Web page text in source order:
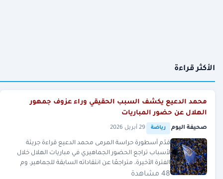
الأكثر قراءة
محمد الدعيع يكشف السبب الحقيقي وراء عزوف جمهور
الهلال عن حضور المباريات
صحيفة اليوم رياضة 29 أبريل 2026
قدّم أسطورة حراسة المرمى محمد الدعيع قراءة جريئة
لأسباب تراجع الحضور الجماهيري في مباريات الهلال خلال
الفترة الأخيرة، متراجعًا عن انتقاداته السابقة للجماهير، وم
48 مشاهدة